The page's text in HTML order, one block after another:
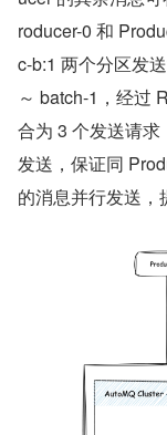
roducer-0 和
c-b:1 两个分区发
～ batch-1，经过
合为 3 个发送请
发送，保证同
的消息并行发送，